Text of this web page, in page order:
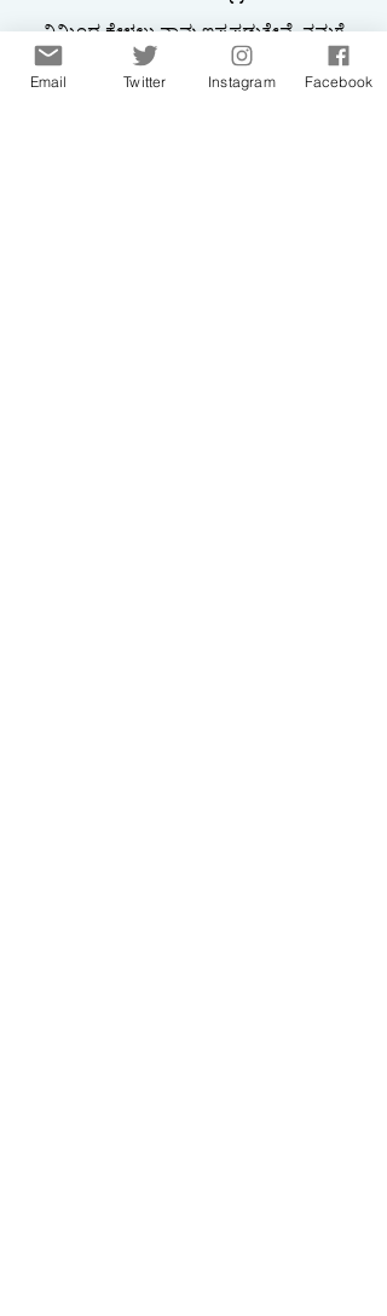
ನಿಮ್ಮಿಂದ ಕೇಳಲು ನಾವು ಇಷ್ಟಪಡುತ್ತೇವೆ. ನಮಗೆ
ಒಂದು ಸಾಲು ಬರೆಯಿರಿ.
Email Twitter Instagram Facebook